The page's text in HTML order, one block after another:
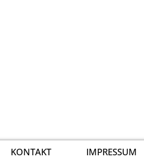
KONTAKT IMPRESSUM